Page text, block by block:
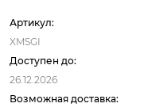
Артикул:
XMSGI
Доступен до:
26.12.2026
Возможная доставка: